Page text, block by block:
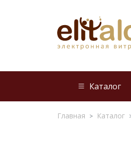
Каталог
Главная Каталог